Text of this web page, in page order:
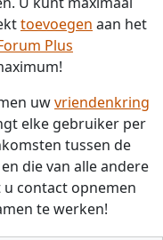
toevoegen aan het
Plus
uwvriendenkring
elke gebruiker per
tussen de
die van alle andere
contact opnemen
te werken!